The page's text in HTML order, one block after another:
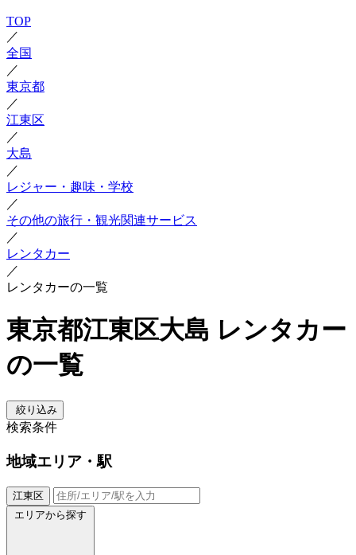
TOP
／
全国
／
東京都
／
江東区
／
大島
／
レジャー・趣味・学校
／
その他の旅行・観光関連サービス
／
レンタカー
／
レンタカーの一覧
東京都江東区大島 レンタカー
の一覧
絞り込み
検索条件
地域エリア・駅
江東区
エリアから探す